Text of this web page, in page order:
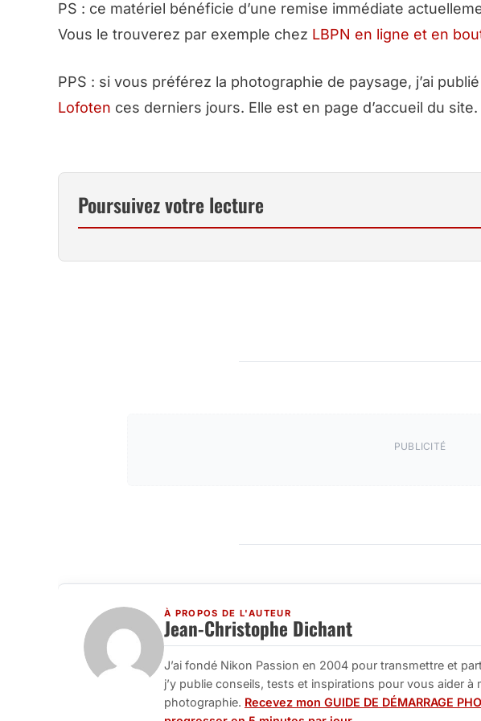
PS : ce matériel bénéficie d’une remise immédiate
Vous le trouverez par exemple chez LBPN en ligne et en
PPS : si vous préférez la photographie de paysage, j’ai
Lofoten ces derniers jours. Elle est en page d’accueil du site.
Poursuivez votre lecture
PUBLICITÉ
À PROPOS DE L'AUTEUR
Jean-Christophe Dichant
J’ai fondé Nikon Passion en 2004 pour transmettre et
j’y publie conseils, tests et inspirations pour vous aider à
photographie. Recevez mon GUIDE DE DÉMARRAGE